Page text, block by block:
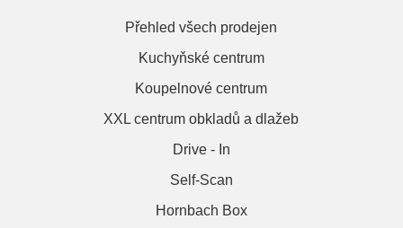
Přehled všech prodejen
Kuchyňské centrum
Koupelnové centrum
XXL centrum obkladů a dlažeb
Drive - In
Self-Scan
Hornbach Box